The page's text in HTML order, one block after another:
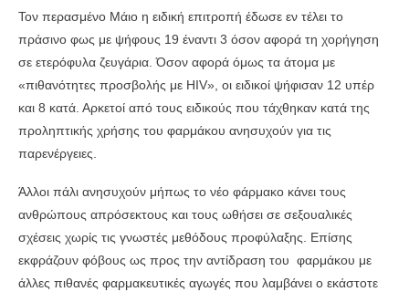
Toν περασμένο Μάιο η ειδική επιτροπή έδωσε εν τέλει το
πράσινο φως με ψήφους 19 έναντι 3 όσον αφορά τη χορήγηση
σε ετερόφυλα ζευγάρια. Όσον αφορά όμως τα άτομα με
«πιθανότητες προσβολής με HIV», οι ειδικοί ψήφισαν 12 υπέρ
και 8 κατά. Αρκετοί από τους ειδικούς που τάχθηκαν κατά της
προληπτικής χρήσης του φαρμάκου ανησυχούν για τις
παρενέργειες.
Άλλοι πάλι ανησυχούν μήπως το νέο φάρμακο κάνει τους
ανθρώπους απρόσεκτους και τους ωθήσει σε σεξουαλικές
σχέσεις χωρίς τις γνωστές μεθόδους προφύλαξης. Επίσης
εκφράζουν φόβους ως προς την αντίδραση του φαρμάκου με
άλλες πιθανές φαρμακευτικές αγωγές που λαμβάνει ο εκάστοτε